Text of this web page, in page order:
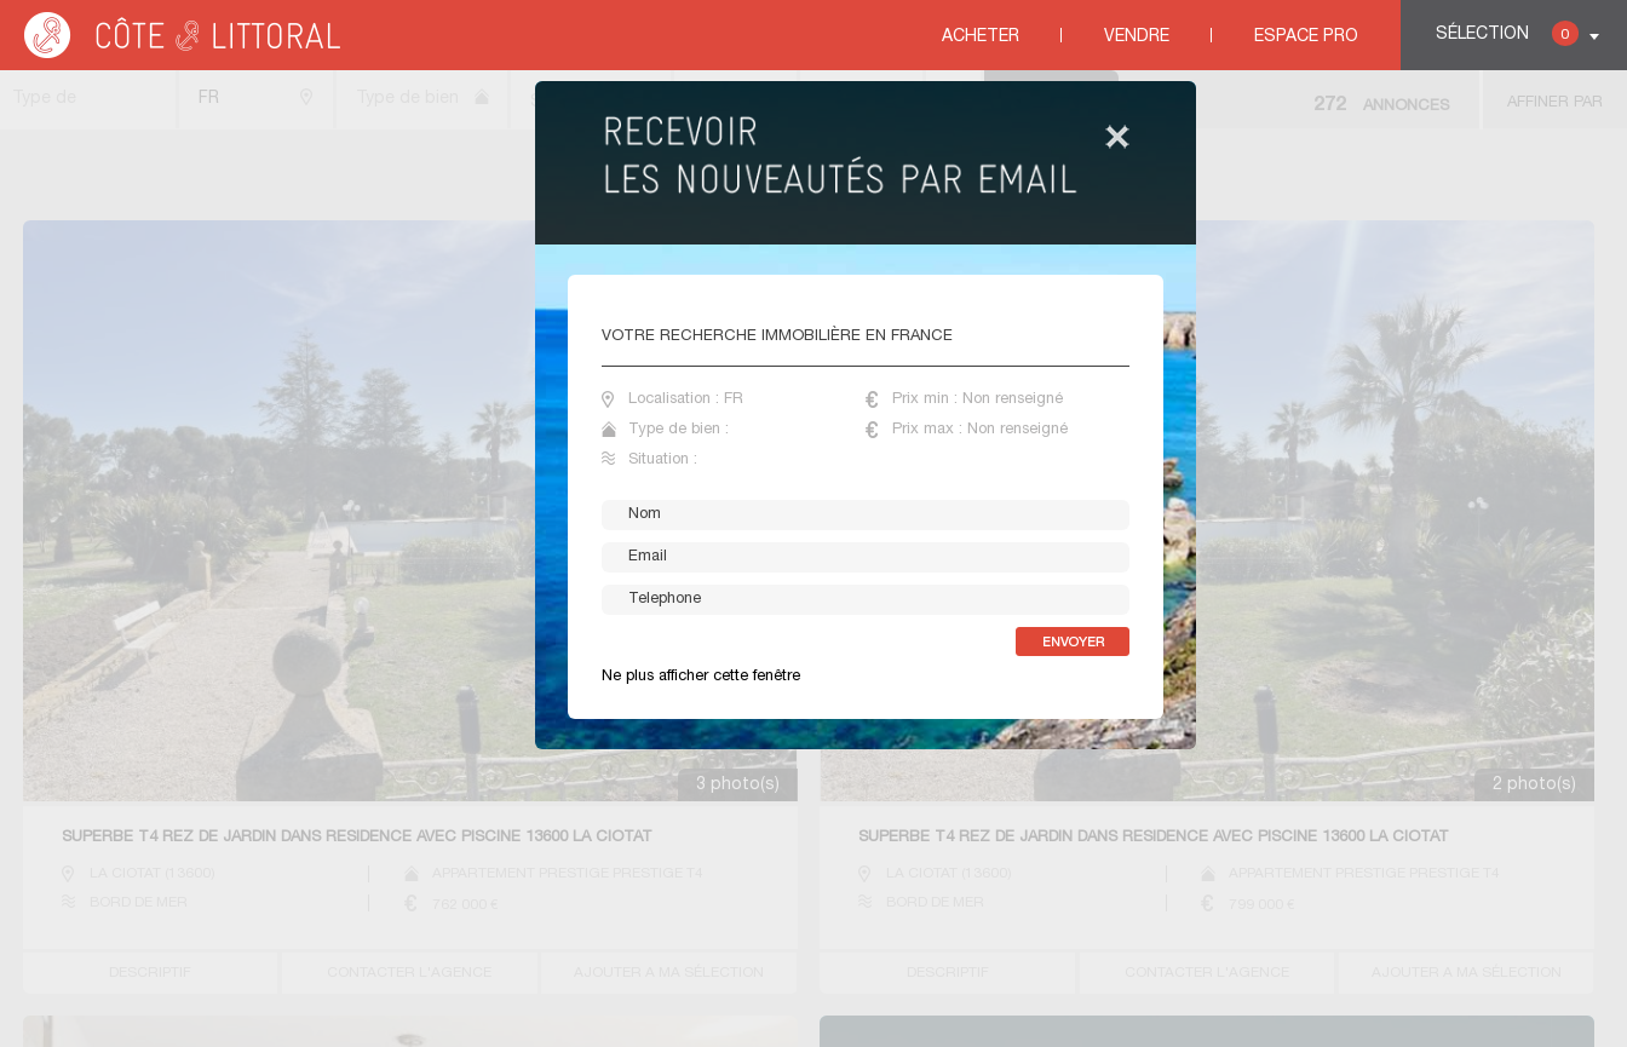
SÉLECTION 0
ACHETER VENDRE ESPACE PRO
Côte & Littoral > Immobilier de prestige> Appartements de prestige
VENTE APPARTEMENTS DE STANDING FRANCE
3 photo(s)
SUPERBE T4 REZ DE JARDIN DANS RÉSIDENCE AVEC PISCINE 13600 LA CIOTAT
2 photo(s)
SUPERBE T4 REZ DE JARDIN DANS RÉSIDENCE AVEC PISCINE 13600 LA CIOTAT
FR AFFINER PAR
272 ANNONCES
VOTRE RECHERCHE IMMOBILIÈRE EN FRANCE
Localisation : FR Prix min : Non renseigné
Type de bien : Prix max : Non renseigné
Situation :
Ne plus afficher cette fenêtre